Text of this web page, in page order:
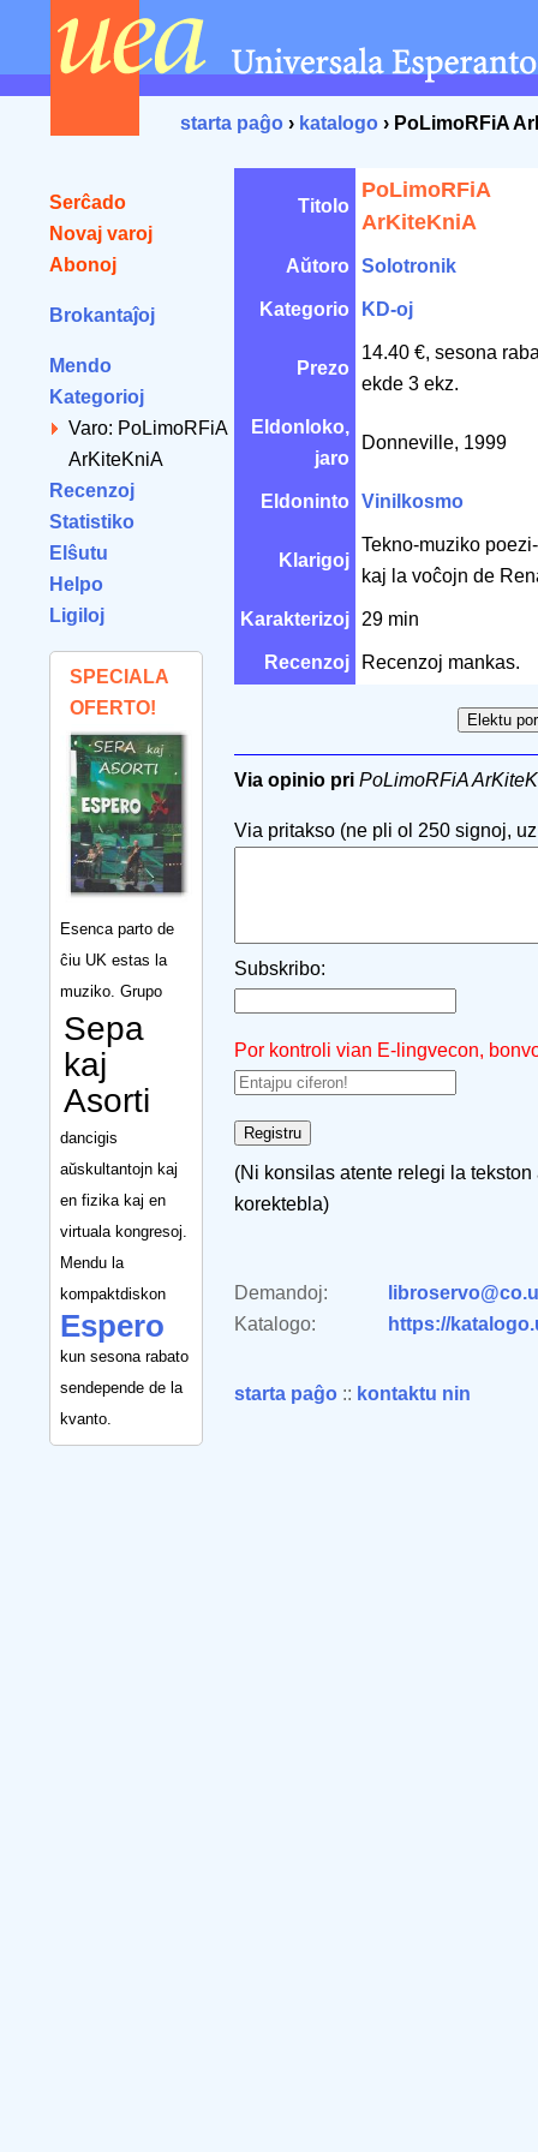
starta paĝo › katalogo › PoLimoRFiA
Serĉado
Novaj varoj
Abonoj
Brokantaĵoj
Mendo
Kategorioj
Varo: PoLimoRFiA
ArKiteKniA
Recenzoj
Statistiko
Elŝutu
Helpo
Ligiloj
SPECIALA
OFERTO!
Esenca parto de
ĉiu UK estas la
muziko. Grupo
Sepa
kaj
Asorti
dancigis
aŭskultantojn kaj
en fizika kaj en
virtuala kongresoj.
Mendu la
kompaktdiskon
Espero
kun sesona rabato
sendepende de la
kvanto.
Titolo
PoLimoRFiA
ArKiteKniA
Aŭtoro Solotronik
Kategorio KD-oj
Prezo
14.40 €, sesona
ekde 3 ekz.
Eldonloko,
jaro
Donneville, 1999
Eldoninto Vinilkosmo
Klarigoj
Tekno-muziko
kaj la voĉojn de
Karakterizoj 29 min
Recenzoj Recenzoj mankas.
Via opinio pri PoLimoRFiA
Via pritakso (ne pli ol 250 signoj,
Subskribo:
Por kontroli vian E-lingvecon,
(Ni konsilas atente relegi la
korektebla)
Demandoj:
Katalogo:
https://
starta paĝo :: kontaktu nin